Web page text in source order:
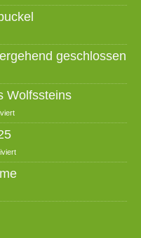
geschlossen
Wolfssteins